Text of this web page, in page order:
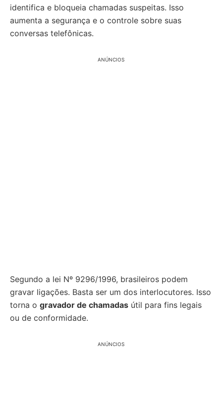
identifica e bloqueia chamadas suspeitas. Isso
aumenta a segurança e o controle sobre suas
conversas telefônicas.
ANÚNCIOS
Segundo a lei Nº 9296/1996, brasileiros podem
gravar ligações. Basta ser um dos interlocutores. Isso
torna o gravador de chamadas útil para fins legais
ou de conformidade.
ANÚNCIOS